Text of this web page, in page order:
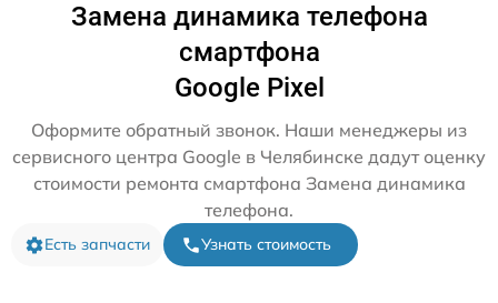
Замена динамика телефона
смартфона
Google Pixel
Оформите обратный звонок. Наши менеджеры из
сервисного центра Google в Челябинске дадут оценку
стоимости ремонта смартфона Замена динамика
телефона.
Есть запчасти Узнать стоимость